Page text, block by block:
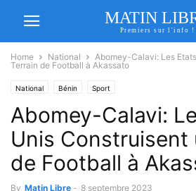
MATIN
Premiers sur l'info !
Home National
Abomey-Calavi: Les
Terrain de Football à Akassato
National Bénin Sport
Abomey-Calavi:
Unis Construisent
de Football à
By Matin Libre - 8 septembre 2023